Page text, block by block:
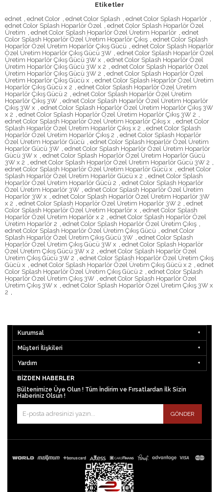
Etiketler
ednet
ednet Color ednet Color Splash ednet Color Splash Hoparlör
ednet Color Splash Hoparlör Özel
ednet Color Splash Hoparlör Özel
Üretim
ednet Color Splash Hoparlör Özel Üretim Hoparlör
ednet
Color Splash Hoparlör Özel Üretim Hoparlör Çıkış
ednet Color Splash
Hoparlör Özel Üretim Hoparlör Çıkış Gücü
ednet Color Splash Hoparlör
Özel Üretim Hoparlör Çıkış Gücü 3W
ednet Color Splash Hoparlör Özel
Üretim Hoparlör Çıkış Gücü 3W x
ednet Color Splash Hoparlör Özel
Üretim Hoparlör Çıkış Gücü 3W x 2
ednet Color Splash Hoparlör Özel
Üretim Hoparlör Çıkış Gücü 3W 2
ednet Color Splash Hoparlör Özel
Üretim Hoparlör Çıkış Gücü x
ednet Color Splash Hoparlör Özel Üretim
Hoparlör Çıkış Gücü x 2
ednet Color Splash Hoparlör Özel Üretim
Hoparlör Çıkış Gücü 2
ednet Color Splash Hoparlör Özel Üretim
Hoparlör Çıkış 3W
ednet Color Splash Hoparlör Özel Üretim Hoparlör
Çıkış 3W x
ednet Color Splash Hoparlör Özel Üretim Hoparlör Çıkış 3W
x 2
ednet Color Splash Hoparlör Özel Üretim Hoparlör Çıkış 3W 2
ednet Color Splash Hoparlör Özel Üretim Hoparlör Çıkış x
ednet Color
Splash Hoparlör Özel Üretim Hoparlör Çıkış x 2
ednet Color Splash
Hoparlör Özel Üretim Hoparlör Çıkış 2
ednet Color Splash Hoparlör
Özel Üretim Hoparlör Gücü
ednet Color Splash Hoparlör Özel Üretim
Hoparlör Gücü 3W
ednet Color Splash Hoparlör Özel Üretim Hoparlör
Gücü 3W x
ednet Color Splash Hoparlör Özel Üretim Hoparlör Gücü
3W x 2
ednet Color Splash Hoparlör Özel Üretim Hoparlör Gücü 3W 2
ednet Color Splash Hoparlör Özel Üretim Hoparlör Gücü x
ednet Color
Splash Hoparlör Özel Üretim Hoparlör Gücü x 2
ednet Color Splash
Hoparlör Özel Üretim Hoparlör Gücü 2
ednet Color Splash Hoparlör
Özel Üretim Hoparlör 3W
ednet Color Splash Hoparlör Özel Üretim
Hoparlör 3W x
ednet Color Splash Hoparlör Özel Üretim Hoparlör 3W
x 2
ednet Color Splash Hoparlör Özel Üretim Hoparlör 3W 2
ednet
Color Splash Hoparlör Özel Üretim Hoparlör x
ednet Color Splash
Hoparlör Özel Üretim Hoparlör x 2
ednet Color Splash Hoparlör Özel
Üretim Hoparlör 2
ednet Color Splash Hoparlör Özel Üretim Çıkış
ednet Color Splash Hoparlör Özel Üretim Çıkış Gücü
ednet Color
Splash Hoparlör Özel Üretim Çıkış Gücü 3W
ednet Color Splash
Hoparlör Özel Üretim Çıkış Gücü 3W x
ednet Color Splash Hoparlör
Özel Üretim Çıkış Gücü 3W x 2
ednet Color Splash Hoparlör Özel
Üretim Çıkış Gücü 3W 2
ednet Color Splash Hoparlör Özel Üretim Çıkış
Gücü x
ednet Color Splash Hoparlör Özel Üretim Çıkış Gücü x 2
ednet
Color Splash Hoparlör Özel Üretim Çıkış Gücü 2
ednet Color Splash
Hoparlör Özel Üretim Çıkış 3W
ednet Color Splash Hoparlör Özel
Üretim Çıkış 3W x
ednet Color Splash Hoparlör Özel Üretim Çıkış 3W x
2
Kurumsal
Müşteri İlişkileri
Yardım
BIZDEN HABERLER
Bültenimize Üye Olun ! Tüm İndirim ve Fırsatlardan İlk Sizin
Haberiniz Olsun !
GÖNDER